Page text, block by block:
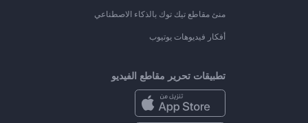
منئ مقاطع تيك توك بالذكاء الاصطناعي
أفكار فيديوهات يوتيوب
تطبيقات تحرير مقاطع الفيديو